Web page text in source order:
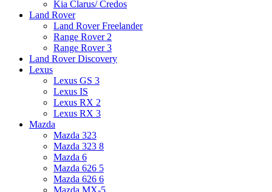
Kia Clarus/ Credos
Land Rover
Land Rover Freelander
Range Rover 2
Range Rover 3
Land Rover Discovery
Lexus
Lexus GS 3
Lexus IS
Lexus RX 2
Lexus RX 3
Mazda
Mazda 323
Mazda 323 8
Mazda 6
Mazda 626 5
Mazda 626 6
Mazda MX-5